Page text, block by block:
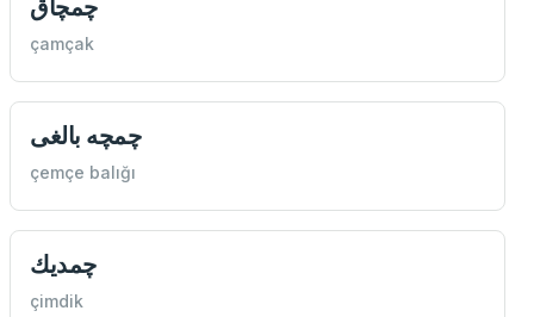
چمچاق
çamçak
چمچه بالغی
çemçe balığı
چمديك
çimdik